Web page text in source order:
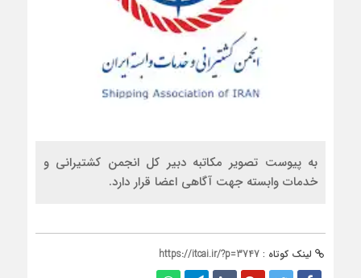
به پیوست تصویر مکاتبه دبیر کل انجمن کشتیرانی و
خدمات وابسته جهت آگاهی اعضا قرار دارد.
لینک کوتاه : https://itcai.ir/?p=3747